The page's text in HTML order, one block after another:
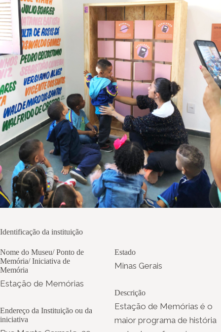
Identificação da instituição
Nome do Museu/ Ponto de
Memória/ Iniciativa de
Memória
Estação de Memórias
Endereço da Instituição ou da
iniciativa
Estado
Minas Gerais
Descrição
Estação de Memórias é o
maior programa de história